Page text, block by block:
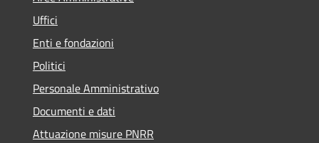
Uffici
Enti e fondazioni
Politici
Personale Amministrativo
Documenti e dati
Attuazione misure PNRR